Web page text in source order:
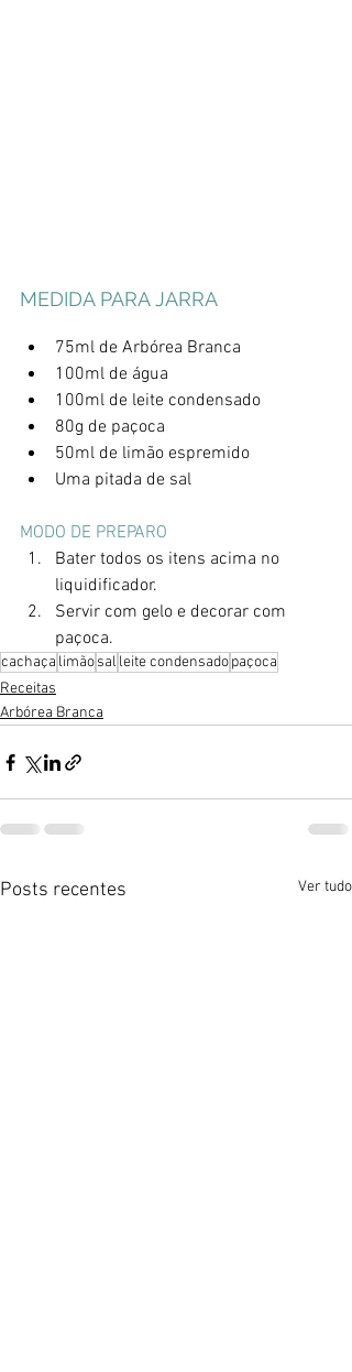
MEDIDA PARA JARRA
75ml de Arbórea Branca
100ml de água
100ml de leite condensado
80g de paçoca
50ml de limão espremido
Uma pitada de sal
MODO DE PREPARO
Bater todos os itens acima no
liquidificador.
Servir com gelo e decorar com
paçoca.
cachaça limãosal leite condensadopaçoca
Receitas
Arbórea Branca
Posts recentes Ver tudo